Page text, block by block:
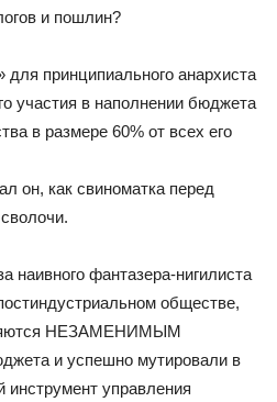
и пошлин?
принципиального анархиста
участия в наполнении бюджета
в размере 60% от всех его
он, как свиноматка перед
наивного фантазера-нигилиста
обществе,
НЕЗАМЕНИМЫМ
и успешно мутировали в
управления